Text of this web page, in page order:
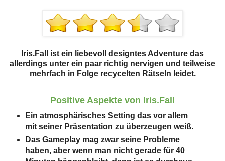
Iris.Fall ist ein liebevoll designtes Adventure das
allerdings unter ein paar richtig nervigen und teilweise
mehrfach in Folge recycelten Rätseln leidet.
Positive Aspekte von Iris.Fall
Ein atmosphärisches Setting das vor allem
mit seiner Präsentation zu überzeugen weiß.
Das Gameplay mag zwar seine Probleme
haben, aber wenn man nicht gerade für 40